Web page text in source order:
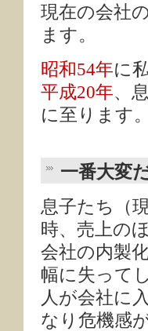
現在の会社
ます。
昭和54年に
平成20年、
に至ります。
一番大変
息子たち（
時、売上の
会社の内製
幅に失って
人が会社に
なり危機感